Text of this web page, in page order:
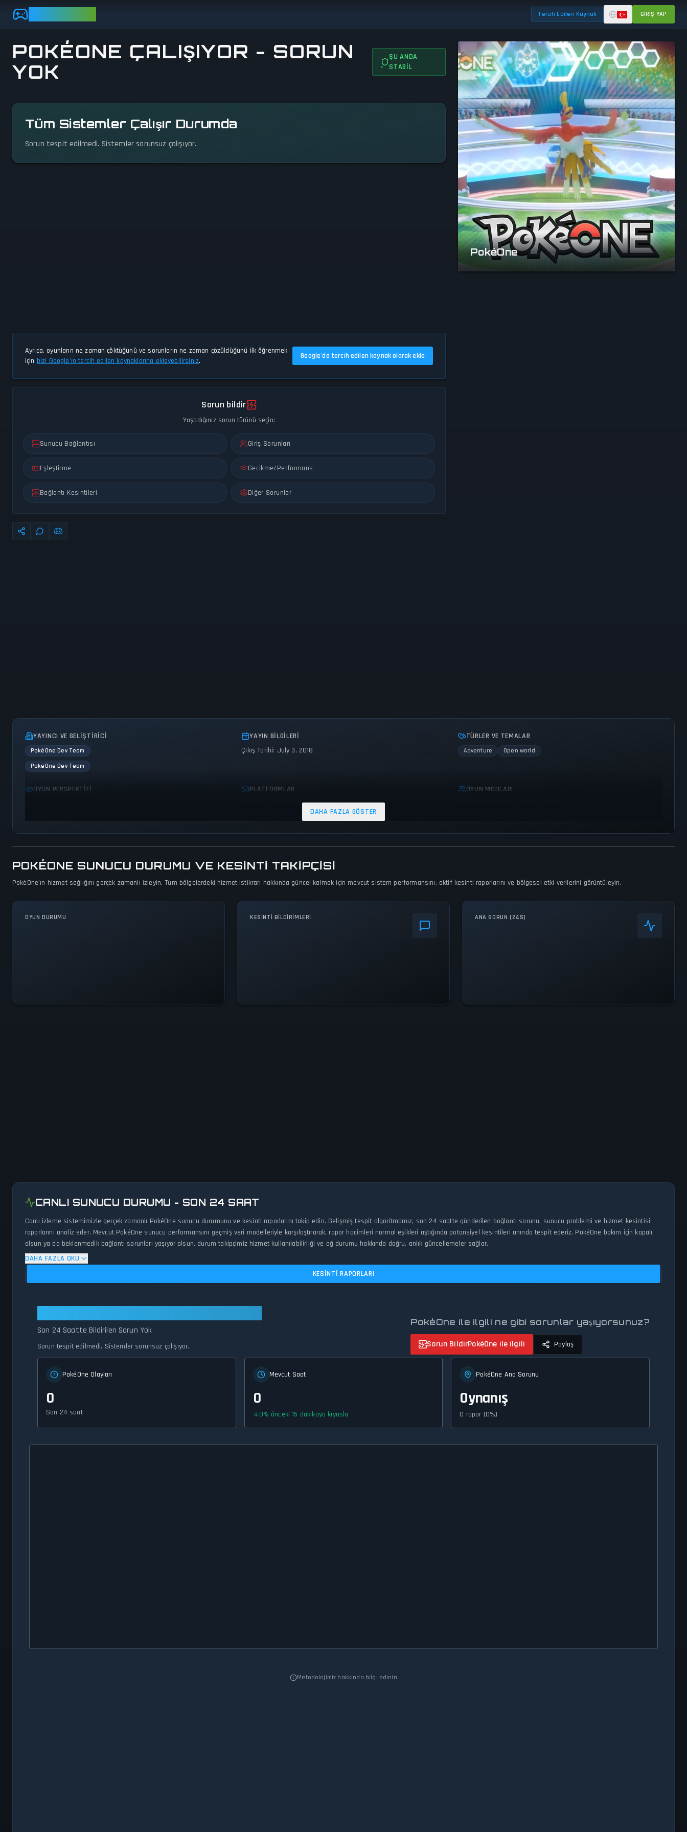
Skip to main content Tercih Edilen Kaynak GIRIŞ YAP
POKÉONE ÇALIŞIYOR - SORUN
YOK
ŞU ANDA
STABIL
Tüm Sistemler Çalışır Durumda
Sorun tespit edilmedi. Sistemler sorunsuz çalışıyor.
Ayrıca, oyunların ne zaman çöktüğünü ve sorunların ne zaman çözüldüğünü ilk öğrenmek
için bizi Google'ın tercih edilen kaynaklarına ekleyebilirsiniz.
Google'da tercih edilen kaynak olarak ekle
Sorun bildir
Yaşadığınız sorun türünü seçin:
Sunucu Bağlantısı Giriş Sorunları
Eşleştirme Gecikme/Performans
Bağlantı Kesintileri Diğer Sorunlar
PokéOne
YAYINCI VE GELIŞTIRICI
PokéOne Dev Team
PokéOne Dev Team
YAYIN BILGILERI
Çıkış Tarihi: July 3, 2018
TÜRLER VE TEMALAR
Adventure Open world
OYUN PERSPEKTIFI PLATFORMLAR
PC (Microsoft Windows) Android
OYUN MODLARI
DAHA FAZLA GÖSTER
POKÉONE SUNUCU DURUMU VE KESINTI TAKIPÇISI
PokéOne'ın hizmet sağlığını gerçek zamanlı izleyin. Tüm bölgelerdeki hizmet istikrarı hakkında güncel kalmak için mevcut sistem performansını, aktif kesinti raporlarını ve bölgesel etki verilerini görüntüleyin.
OYUN DURUMU KESINTI BILDIRIMLERI ANA SORUN (24S)
CANLI SUNUCU DURUMU - SON 24 SAAT
Canlı izleme sistemimizle gerçek zamanlı PokéOne sunucu durumunu ve kesinti raporlarını takip edin. Gelişmiş tespit algoritmamız, son 24 saatte gönderilen bağlantı sorunu, sunucu problemi ve hizmet kesintisi
raporlarını analiz eder. Mevcut PokéOne sunucu performansını geçmiş veri modelleriyle karşılaştırarak, rapor hacimleri normal eşikleri aştığında potansiyel kesintileri anında tespit ederiz. PokéOne bakım için kapalı
olsun ya da beklenmedik bağlantı sorunları yaşıyor olsun, durum takipçimiz hizmet kullanılabilirliği ve ağ durumu hakkında doğru, anlık güncellemeler sağlar.
DAHA FAZLA OKU
KESINTI RAPORLARI
Son 24 Saatte Bildirilen Sorun Yok
Sorun tespit edilmedi. Sistemler sorunsuz çalışıyor.
PokéOne ile ilgili ne gibi sorunlar yaşıyorsunuz?
Sorun BildirPokéOne ile ilgili Paylaş
PokéOne Olayları
0
Son 24 saat
Mevcut Saat
0
0% önceki 15 dakikaya kıyasla
PokéOne Ana Sorunu
Oynanış
0 rapor (0%)
Metodolojimiz hakkında bilgi edinin